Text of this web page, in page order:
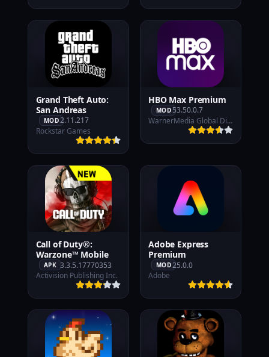
Grand Theft Auto:
San Andreas
MOD2.11.217
Rockstar Games
HBO Max Premium
MOD 53.50.0.7
WarnerMedia Global Digital Services LLC
Call of Duty®:
Warzone™ Mobile
APK 3.3.5.17770353
Activision Publishing Inc.
Adobe Express
Premium
MOD25.0.0
Adobe